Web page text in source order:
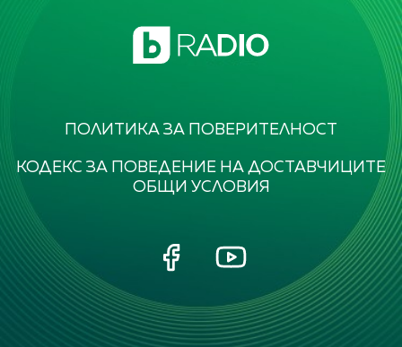
ПОЛИТИКА ЗА ПОВЕРИТЕЛНОСТ
КОДЕКС ЗА ПОВЕДЕНИЕ НА ДОСТАВЧИЦИТЕ
ОБЩИ УСЛОВИЯ